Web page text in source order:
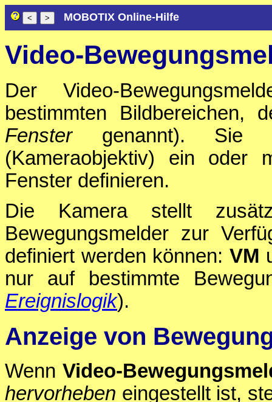
MOBOTIX Online-Hilfe
Video-
Der Video-
bestimmten Bildbereichen,
Fenstergenannt). Sie
(Kameraobjektiv) ein oder
Fenster definieren.
Die Kamera stellt
Bewegungsmelder zur
definiert werden können:VM
nur auf bestimmte
Ereignislogik).
Anzeige von
Wenn Video-
hervorheben eingestellt ist,